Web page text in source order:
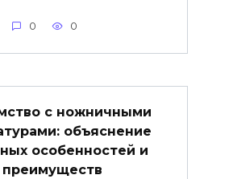
0 0
с ножничными
объяснение
особенностей и
преимуществ